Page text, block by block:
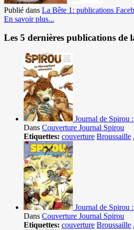
Publié dans La Bête 1: publications
En savoir plus...
Les 5 dernières publications de
Journal de Spirou
Dans Couverture Journal Spirou
Etiquettes: couverture Broussaille
Journal de Spirou
Dans Couverture Journal Spirou
Etiquettes: couverture Broussaille